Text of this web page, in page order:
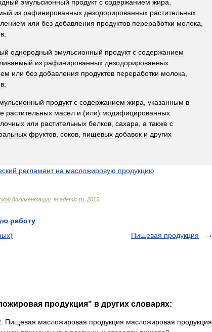
эмульсионный продукт с содержанием жира
из рафинированных дезодорированных растительных
или без добавления продуктов переработки молока
;
однородный эмульсионный продукт с содержанием
из рафинированных дезодорированных
или без добавления продуктов переработки молока
;
продукт с содержанием жира указанным в
растительных масел и (или) модифицированных
или растительных белков сахара а также с
фруктов соков пищевых добавок и других
регламент на масложировую продукцию
документации academic ru 2015
работу
Пищевая продукция
продукция" в других словарях:
Пищевая масложировая продукция масложировая продукция,